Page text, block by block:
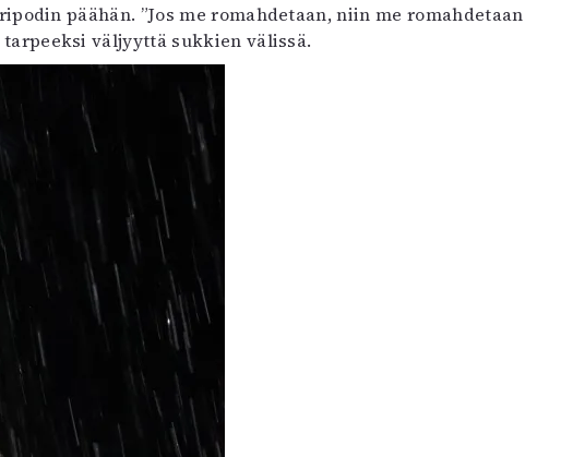
päähän. ”Jos me romahdetaan, niin me romahdetaan
väljyyttä sukkien välissä.